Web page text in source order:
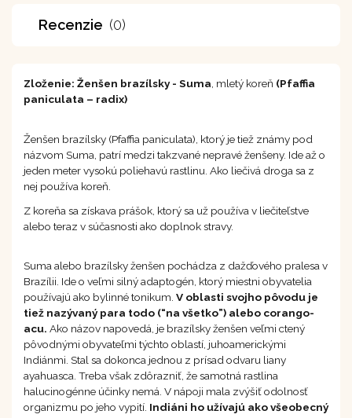
Recenzie (0)
Zloženie: Ženšen brazílsky - Suma , mletý koreň (Pfaffia
paniculata – radix)
Ženšen brazílsky (Pfaffia paniculata), ktorý je tiež známy pod
názvom Suma, patrí medzi takzvané nepravé ženšeny. Ide až o
jeden meter vysokú poliehavú rastlinu. Ako liečivá droga sa z
nej používa koreň.
Z koreňa sa získava prášok, ktorý sa už používa v liečiteľstve
alebo teraz v súčasnosti ako doplnok stravy.
Suma alebo brazílsky ženšen pochádza z dažďového pralesa v
Brazílii. Ide o veľmi silný adaptogén, ktorý miestni obyvatelia
používajú ako bylinné tonikum. V oblasti svojho pôvodu je
tiež nazývaný para todo (“na všetko”) alebo corango-
acu. Ako názov napovedá, je brazílsky ženšen veľmi ctený
pôvodnými obyvateľmi týchto oblastí, juhoamerickými
Indiánmi. Stal sa dokonca jednou z prísad odvaru liany
ayahuasca. Treba však zdôrazniť, že samotná rastlina
halucinogénne účinky nemá. V nápoji mala zvýšiť odolnosť
organizmu po jeho vypití. Indiáni ho užívajú ako všeobecný